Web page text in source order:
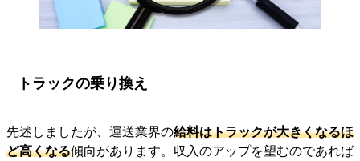
トラックの乗り換え
先述しましたが、運送業界の給料はトラックが大きくなるほ
ど高くなる傾向があります。収入のアップを望むのであれば